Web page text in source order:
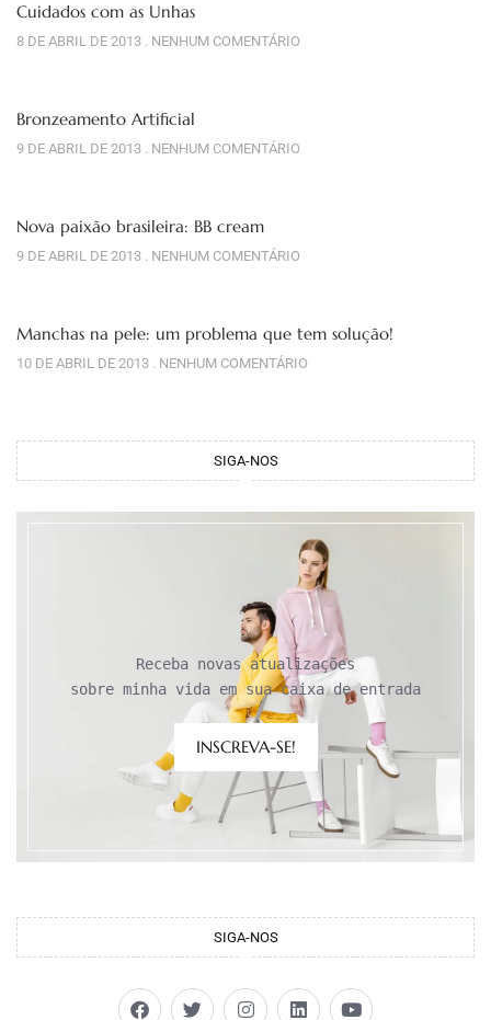
Cuidados com as Unhas
8 DE ABRIL DE 2013 NENHUM COMENTÁRIO
Bronzeamento Artificial
9 DE ABRIL DE 2013 NENHUM COMENTÁRIO
Nova paixão brasileira: BB cream
9 DE ABRIL DE 2013 NENHUM COMENTÁRIO
Manchas na pele: um problema que tem solução!
10 DE ABRIL DE 2013 NENHUM COMENTÁRIO
SIGA-NOS
Receba novas atualizações
sobre minha vida em sua caixa de entrada
INSCREVA-SE!
SIGA-NOS